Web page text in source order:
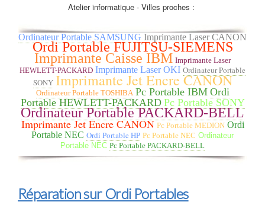
Alimentations Corsair 80 plus certifications pour PC sur Bloc
ventilation du Bloc alimentation modulaire.
Récuperation de donnees
disque dur ou ssd: Si vous
avez malheureusement subi une
panne de disque dur ou de SSD
entraînant une perte de vos
données, vous savez à quel point
il peut être coûteux de les
récupérer intégralement. à LIMEIL-BREVANNES Nous pouvons
vous aider en évaluant en quelques minutes si votre disque est
récupérable en magasin ou s'il présente une défaillance
mécanique nécessitant son envoi à un laboratoire spécialisé
dans la récupération de données. Vous pensez avez perdu vos
Atelier informatique - Villes proches :
Ordinateur Portable SAMSUNG Imprimante Laser CANON
Ordi Portable FUJITSU-SIEMENS
Imprimante Caisse IBM Imprimante Laser
HEWLETT-PACKARD Imprimante Laser OKI Ordinateur Portable
SONY Imprimante Jet Encre CANON
Ordinateur Portable TOSHIBA Pc Portable IBM Ordi
Portable HEWLETT-PACKARD Pc Portable SONY
Ordinateur Portable PACKARD-BELL
Imprimante Jet Encre CANON Pc Portable MEDION Ordi
Portable NEC Ordi Portable HP Pc Portable NEC Ordinateur
Portable NEC Pc Portable PACKARD-BELL
Réparation sur Ordi Portables